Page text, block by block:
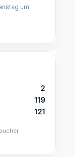
um
2
119
121